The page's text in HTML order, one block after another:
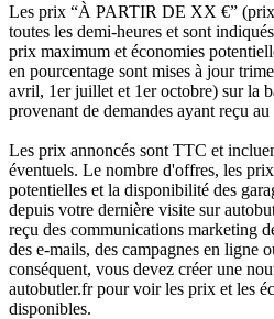
Les prix “À PARTIR DE XX €”
toutes les demi-heures et sont
prix maximum et économies
en pourcentage sont mises à jour
avril, 1er juillet et 1er octobre) sur la
provenant de demandes ayant reçu
Les prix annoncés sont TTC et
éventuels. Le nombre d'offres, les
potentielles et la disponibilité des
depuis votre dernière visite sur
reçu des communications marketing
des e-mails, des campagnes en ligne
conséquent, vous devez créer une
autobutler.fr pour voir les prix et les
disponibles.